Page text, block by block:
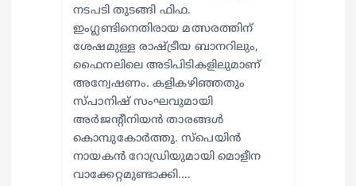
നടപടി തുടങ്ങി ഫിഫ.
ഇംഗ്ലണ്ടിനെതിരായ മത്സരത്തിന്
ശേഷമുള്ള രാഷ്ട്രീയ ബാനറിലും,
ഫൈനലിലെ അടിപിടികളിലുമാണ്
അന്വേഷണം. കളികഴിഞ്ഞതും
സ്പാനിഷ് സംഘവുമായി
അര്‍ജന്റീനിയന്‍ താരങ്ങള്‍
കൊമ്പുകോര്‍ത്തു. സ്പെയിന്‍
നായകന്‍ റോഡ്രിയുമായി മൊളീന
വാക്കേറ്റമുണ്ടാക്കി.…